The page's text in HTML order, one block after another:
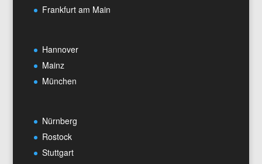
Frankfurt am Main
Hannover
Mainz
München
Nürnberg
Rostock
Stuttgart